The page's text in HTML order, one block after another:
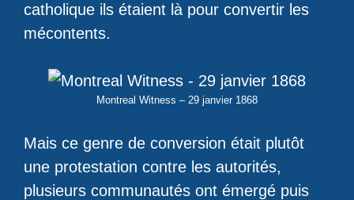
catholique ils étaient là pour convertir les
mécontents.
Montreal Witness – 29 janvier 1868
Mais ce genre de conversion était plutôt
une protestation contre les autorités,
plusieurs communautés ont émergé puis